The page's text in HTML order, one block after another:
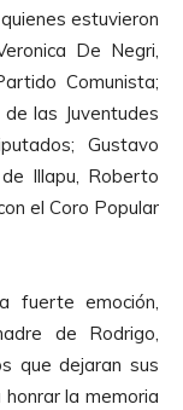
estuvieron
De Negri,
Comunista;
las Juventudes
Gustavo
Illapu, Roberto
el Coro Popular
fuerte emoción,
de Rodrigo,
que dejaran sus
la memoria